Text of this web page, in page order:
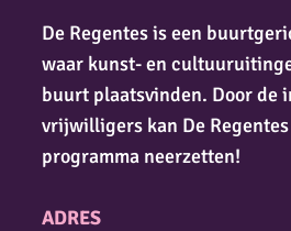
De Regentes is een
waar kunst- en
buurt plaatsvinden. Door de
vrijwilligers kan De
programma neerzetten!
ADRES